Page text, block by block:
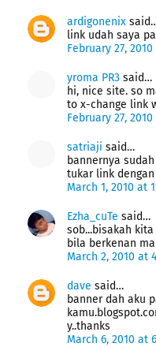
ardigonenix
link udah saya
February 27, 2010
yroma PR3 said…
hi, nice site. so
to x-change link
February 27, 2010
satriaji said…
bannernya
tukar link dengan
March 1, 2010 at
Ezha_cuTe said…
sob...bisakah
bila berkenan
March 2, 2010 at
dave said…
banner dah aku
y..thanks
March 6, 2010 at